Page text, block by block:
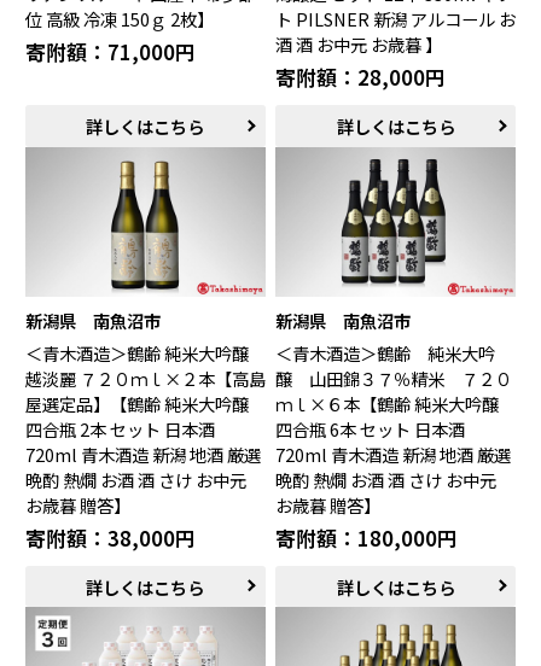
位 高級 冷凍 150ｇ 2枚】
寄附額：71,000円
詳しくはこちら
ト PILSNER 新潟 アルコール お
酒 酒 お中元 お歳暮 】
寄附額：28,000円
詳しくはこちら
新潟県 南魚沼市
＜青木酒造＞鶴齢 純米大吟醸
越淡麗 ７２０ｍｌ×２本【高島
屋選定品】【鶴齢 純米大吟醸
四合瓶 2本 セット 日本酒
720ml 青木酒造 新潟 地酒 厳選
晩酌 熱燗 お酒 酒 さけ お中元
お歳暮 贈答】
寄附額：38,000円
詳しくはこちら
新潟県 南魚沼市
＜青木酒造＞鶴齢 純米大吟
醸 山田錦３７％精米 ７２０
ｍｌ×６本【鶴齢 純米大吟醸
四合瓶 6本 セット 日本酒
720ml 青木酒造 新潟 地酒 厳選
晩酌 熱燗 お酒 酒 さけ お中元
お歳暮 贈答】
寄附額：180,000円
詳しくはこちら